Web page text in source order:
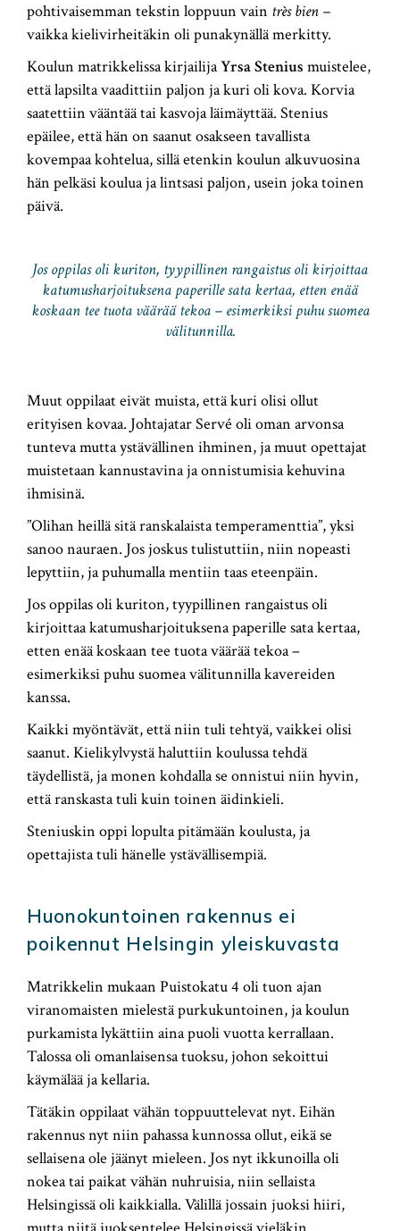
pohtivaisemman tekstin loppuun vain très bien –
vaikkakielivirheitäkin oli punakynällä merkitty.
Koulun matrikkelissa kirjailijaYrsa Stenius muistelee,
että lapsilta vaadittiin paljon ja kuri oli kova. Korvia
saatettiin vääntää tai kasvoja läimäyttää. Stenius
epäilee, että hän on saanut osakseen tavallista
kovempaa kohtelua, sillä etenkin koulun alkuvuosina
hän pelkäsi koulua ja lintsasi paljon, usein joka toinen
päivä.
Jos oppilas oli kuriton, tyypillinen rangaistus oli kirjoittaa
katumusharjoituksena paperille sata kertaa, etten enää
koskaan tee tuota väärää tekoa – esimerkiksi puhu suomea
välitunnilla.
Muut oppilaat eivät muista, että kuri olisi ollut
erityisen kovaa. Johtajatar Servé oli oman arvonsa
tunteva mutta ystävällinen ihminen, ja muut opettajat
muistetaan kannustavina ja onnistumisia kehuvina
ihmisinä.
”Olihan heillä sitä ranskalaista temperamenttia”, yksi
sanoo nauraen. Jos joskus tulistuttiin, niin nopeasti
lepyttiin, ja puhumalla mentiin taas eteenpäin.
Jos oppilas oli kuriton, tyypillinen rangaistus oli
kirjoittaa katumusharjoituksena paperille sata kertaa,
etten enää koskaan tee tuota väärää tekoa –
esimerkiksi puhu suomea välitunnilla kavereiden
kanssa.
Kaikki myöntävät, että niin tuli tehtyä, vaikkei olisi
saanut. Kielikylvystä haluttiin koulussa tehdä
täydellistä, ja monen kohdalla se onnistui niin hyvin,
että ranskasta tuli kuin toinen äidinkieli.
Steniuskin oppi lopulta pitämään koulusta, ja
opettajista tuli hänelle ystävällisempiä.
Huonokuntoinen rakennus ei
poikennut Helsingin yleiskuvasta
Matrikkelin mukaan Puistokatu 4 oli tuon ajan
viranomaisten mielestä purkukuntoinen, ja koulun
purkamista lykättiin aina puoli vuotta kerrallaan.
Talossa oli omanlaisensa tuoksu, johon sekoittui
käymälää ja kellaria.
Tätäkin oppilaat vähän toppuuttelevat nyt. Eihän
rakennus nyt niin pahassa kunnossa ollut, eikä se
sellaisena ole jäänyt mieleen. Jos nyt ikkunoilla oli
nokea tai paikat vähän nuhruisia, niin sellaista
Helsingissä oli kaikkialla. Välillä jossain juoksi hiiri,